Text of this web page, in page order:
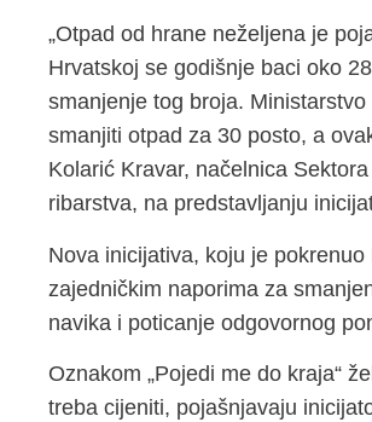
„Otpad od hrane neželjena je
Hrvatskoj se godišnje baci oko
smanjenje tog broja.
smanjiti otpad za 30 posto, a
Kolarić Kravar, načelnica
ribarstva, na predstavljanju
Nova inicijativa, koju je
zajedničkim naporima za
navika i poticanje odgovornog
Oznakom „Pojedi me do kraja“
treba cijeniti, pojašnjavaju